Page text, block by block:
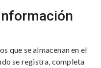
que se almacenan en el
se registra, completa